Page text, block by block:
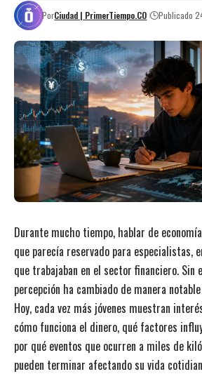
PorCiudad | PrimerTiempo.CO Publicado
Durante mucho tiempo, hablar de
que parecía reservado para especialistas,
que trabajaban en el sector financiero. Sin
percepción ha cambiado de manera
Hoy, cada vez más jóvenes muestran
cómo funciona el dinero, qué factores
por qué eventos que ocurren a miles de
pueden terminar afectando su vida